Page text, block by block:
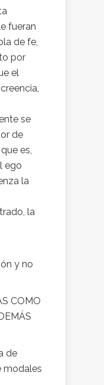
fueran
de fe,
por
el
se
de
es,
ego
la
la
y no
COMO
de
modales